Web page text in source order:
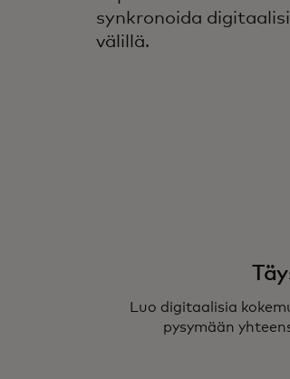
synkronoida
välillä.
Luo digitaalisia
pysymään